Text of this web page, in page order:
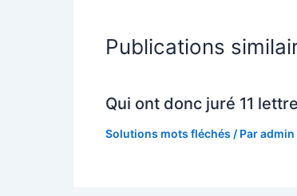
Publications
Qui ont donc juré 11
Solutions mots fléchés / Paradmin